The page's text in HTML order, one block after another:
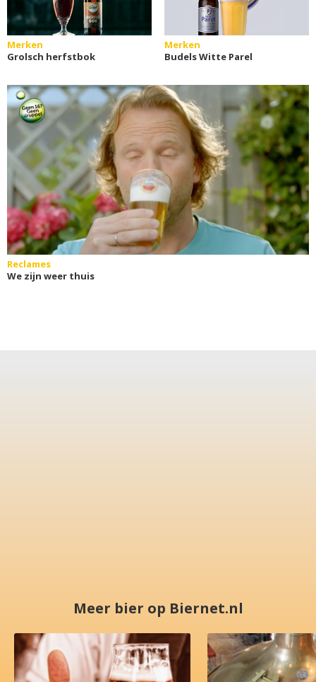
Merken
Grolsch herfstbok
Merken
Budels Witte Parel
Reclames
We zijn weer thuis
Meer bier op Biernet.nl